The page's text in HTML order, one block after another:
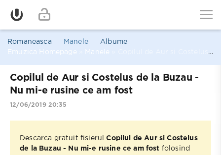
Romaneasca Manele
Albume
Emuzica Homepage
Manele
Copilul de Aur si Costelus de la Buzau -
Nu mi-e rusine ce am fost
12/06/2019 20:35
Descarca gratuit fisierulCopilul de Aur si Costelus
de la Buzau - Nu mi-e rusine ce am fost folosind